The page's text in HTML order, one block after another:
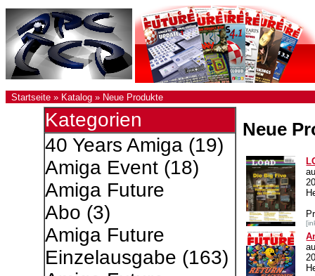
Startseite » Katalog » Neue Produkte
Kategorien
40 Years Amiga (19)
Amiga Event (18)
Amiga Future
Abo (3)
Amiga Future
Einzelausgabe (163)
Neue